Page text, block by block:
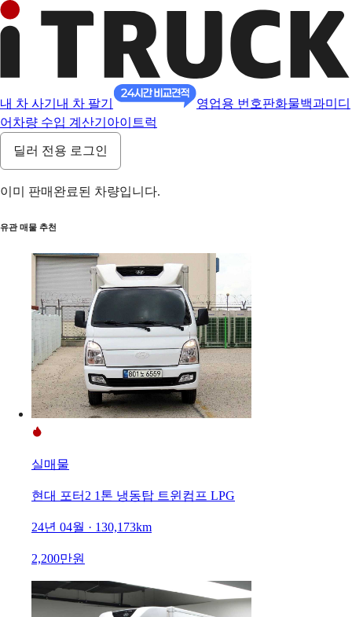
내 차 사기 내 차 팔기 영업용 번호판화물백과미디
어 차량 수입 계산기 아이트럭
딜러 전용 로그인
이미 판매완료된 차량입니다.
유관 매물 추천
실매물
현대 포터2 1톤 냉동탑 트윈컴프 LPG
24년 04월 · 130,173km
2,200만원